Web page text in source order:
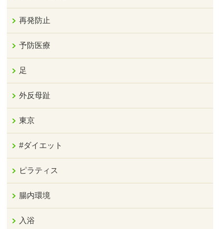
再発防止
予防医療
足
外反母趾
東京
#ダイエット
ピラティス
腸内環境
入浴